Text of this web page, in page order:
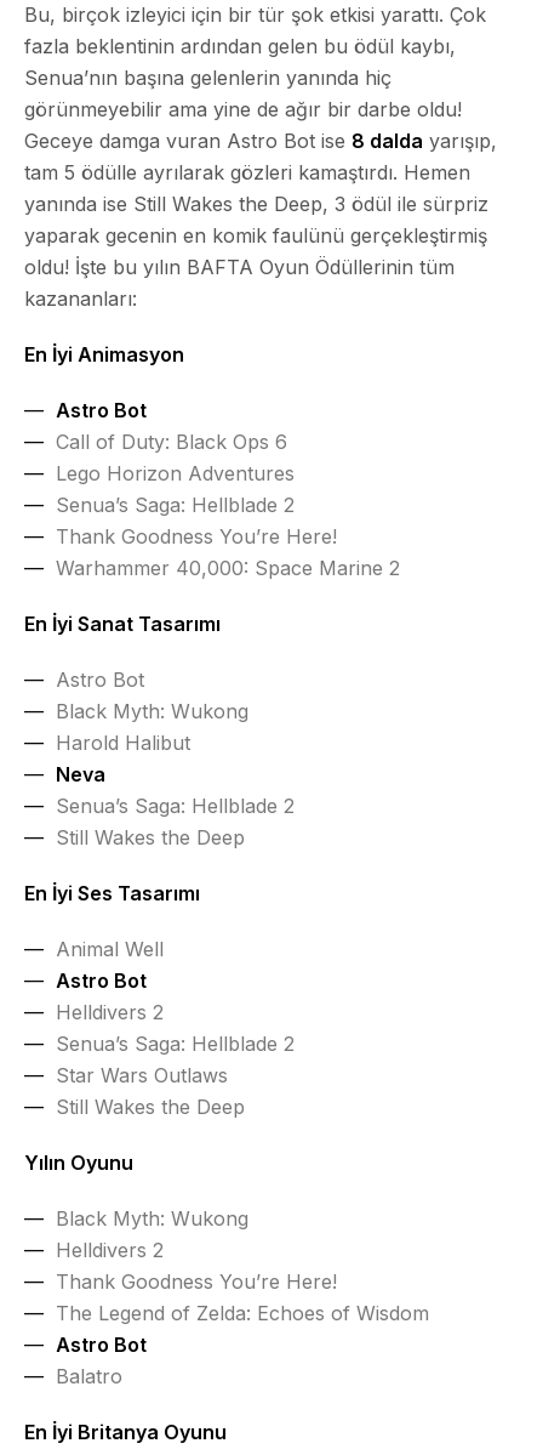
Bu, birçok izleyici için bir tür şok etkisi yarattı. Çok
fazla beklentinin ardından gelen bu ödül kaybı,
Senua’nın başına gelenlerin yanında hiç
görünmeyebilir ama yine de ağır bir darbe oldu!
Geceye damga vuran Astro Bot ise 8 dalda yarışıp,
tam 5 ödülle ayrılarak gözleri kamaştırdı. Hemen
yanında ise Still Wakes the Deep, 3 ödül ile sürpriz
yaparak gecenin en komik faulünü gerçekleştirmiş
oldu! İşte bu yılın BAFTA Oyun Ödüllerinin tüm
kazananları:
En İyi Animasyon
Astro Bot
Call of Duty: Black Ops 6
Lego Horizon Adventures
Senua’s Saga: Hellblade 2
Thank Goodness You’re Here!
Warhammer 40,000: Space Marine 2
En İyi Sanat Tasarımı
Astro Bot
Black Myth: Wukong
Harold Halibut
Neva
Senua’s Saga: Hellblade 2
Still Wakes the Deep
En İyi Ses Tasarımı
Animal Well
Astro Bot
Helldivers 2
Senua’s Saga: Hellblade 2
Star Wars Outlaws
Still Wakes the Deep
Yılın Oyunu
Black Myth: Wukong
Helldivers 2
Thank Goodness You’re Here!
The Legend of Zelda: Echoes of Wisdom
Astro Bot
Balatro
En İyi Britanya Oyunu